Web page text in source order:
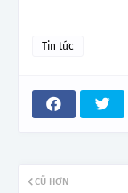
Tin tức
CŨ HƠN